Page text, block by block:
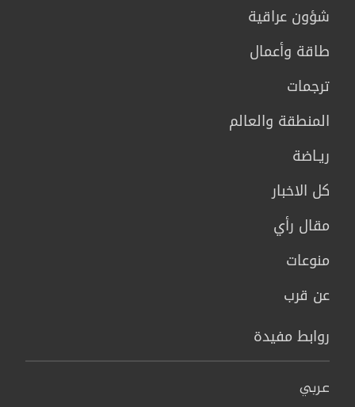
شؤون عراقية
طاقة وأعمال
ترجمات
المنطقة والعالم
ريـاضة
كل الاخبار
مقال رأي
منوعات
عن قرب
روابط مفيدة
عربي